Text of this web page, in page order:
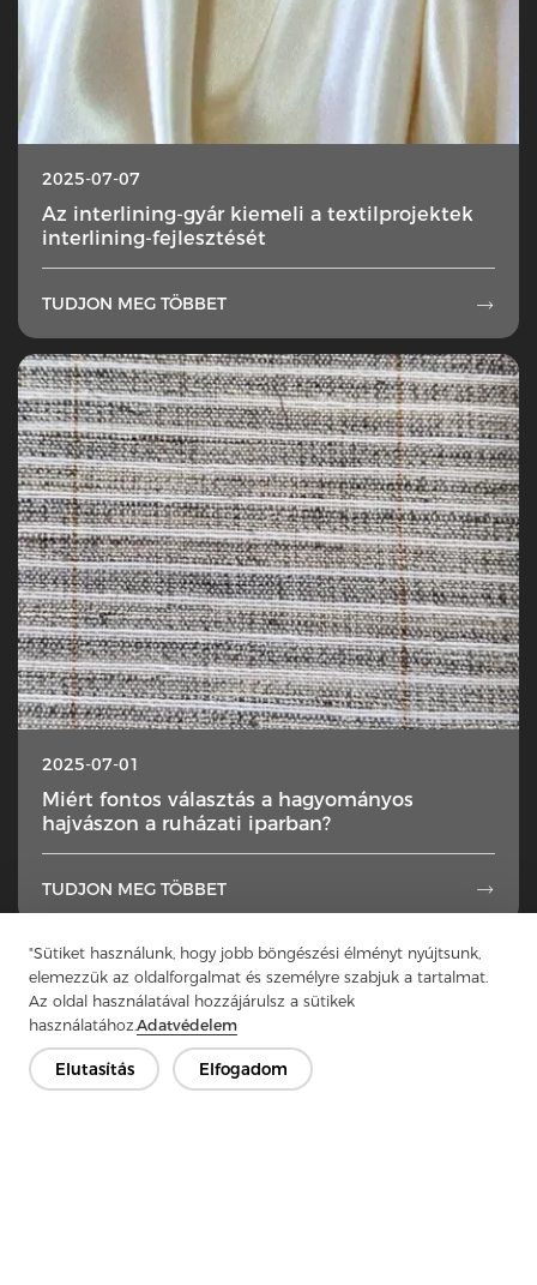
"Sütiket használunk, hogy jobb böngészési élményt nyújtsunk,
elemezzük az oldalforgalmat és személyre szabjuk a tartalmat.
Az oldal használatával hozzájárulsz a sütikek
használatához.Adatvédelem
Elutasítás Elfogadom
2025-07-07
Az interlining-gyár kiemeli a textilprojektek
interlining-fejlesztését
TUDJON MEG TÖBBET 
2025-07-01
Miért fontos választás a hagyományos
hajvászon a ruházati iparban?
TUDJON MEG TÖBBET 
1 ... 7 8 9 10 11 ... 49